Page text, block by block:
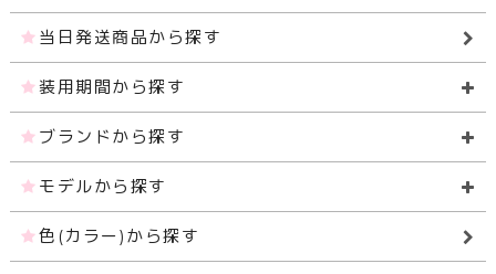
当日発送商品から探す
装用期間から探す
ブランドから探す
モデルから探す
色(カラー)から探す